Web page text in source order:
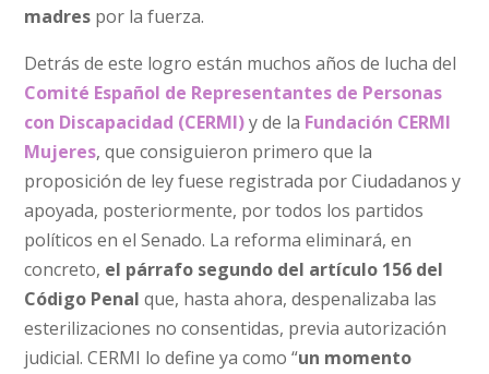
madres por la fuerza.
Detrás de este logro están muchos años de lucha del
Comité Español de Representantes de Personas
con Discapacidad (CERMI)y de la Fundación CERMI
Mujeres, que consiguieron primero que la
proposición de ley fuese registrada por Ciudadanos y
apoyada, posteriormente, por todos los partidos
políticos en el Senado. La reforma eliminará, en
concreto, el párrafo segundo del artículo 156 del
Código Penal que, hasta ahora, despenalizaba las
esterilizaciones no consentidas, previa autorización
judicial. CERMI lo define ya como “un momento